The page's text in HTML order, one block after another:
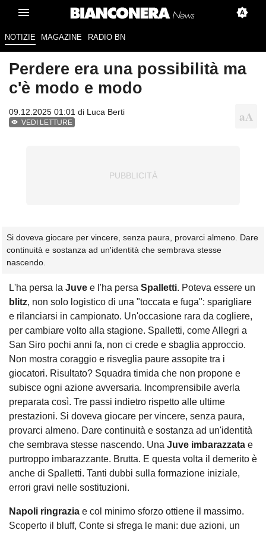
NOTIZIE MAGAZINE RADIO BN
Perdere era una possibilità ma
c'è modo e modo
09.12.2025 01:01 di Luca Berti
VEDI LETTURE
Si doveva giocare per vincere, senza paura, provarci almeno. Dare
continuità e sostanza ad un'identità che sembrava stesse
nascendo.
L'ha persa la Juve e l'ha persa Spalletti. Poteva essere un
blitz, non solo logistico di una "toccata e fuga": sparigliare
e rilanciarsi in campionato. Un'occasione rara da cogliere,
per cambiare volto alla stagione. Spalletti, come Allegri a
San Siro pochi anni fa, non ci crede e sbaglia approccio.
Non mostra coraggio e risveglia paure assopite tra i
giocatori. Risultato? Squadra timida che non propone e
subisce ogni azione avversaria. Incomprensibile averla
preparata così. Tre passi indietro rispetto alle ultime
prestazioni. Si doveva giocare per vincere, senza paura,
provarci almeno. Dare continuità e sostanza ad un'identità
che sembrava stesse nascendo. Una Juve imbarazzata e
purtroppo imbarazzante. Brutta. E questa volta il demerito è
anche di Spalletti. Tanti dubbi sulla formazione iniziale,
errori gravi nelle sostituzioni.
Napoli ringrazia e col minimo sforzo ottiene il massimo.
Scoperto il bluff, Conte si sfrega le mani: due azioni, un